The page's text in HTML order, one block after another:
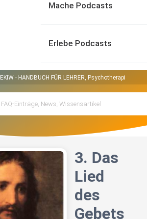
Mache Podcasts
Erlebe Podcasts
EKIW - HANDBUCH FÜR LEHRER, Psychotherapie, Lied
3. Das
Lied
des
Gebets